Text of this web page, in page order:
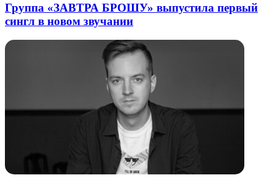
Группа «ЗАВТРА БРОШУ» выпустила первый
сингл в новом звучании